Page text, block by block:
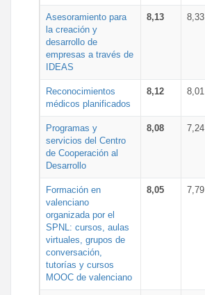
Asesoramiento para
la creación y
desarrollo de
empresas a través de
IDEAS
8,13 8,33
Reconocimientos
médicos planificados
8,12 8,01
Programas y
servicios del Centro
de Cooperación al
Desarrollo
8,08 7,24
Formación en
valenciano
organizada por el
SPNL: cursos, aulas
virtuales, grupos de
conversación,
tutorías y cursos
MOOC de valenciano
8,05 7,79